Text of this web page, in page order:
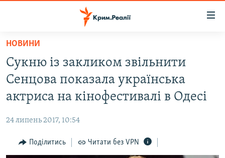
Перейти
основного
матеріалу
до
основної
Перейти
до
ВОДА.КРИМ
БЛОГИ
ПОГЛЯД
НОВИНИ
Сукню із закликом звільнити
Сенцова показала українська
актриса на кінофестивалі в Одесі
24 липень 2017, 10:54
Поділитись Читати без VPN